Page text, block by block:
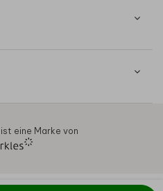
eine Marke von
Impressum © 2026